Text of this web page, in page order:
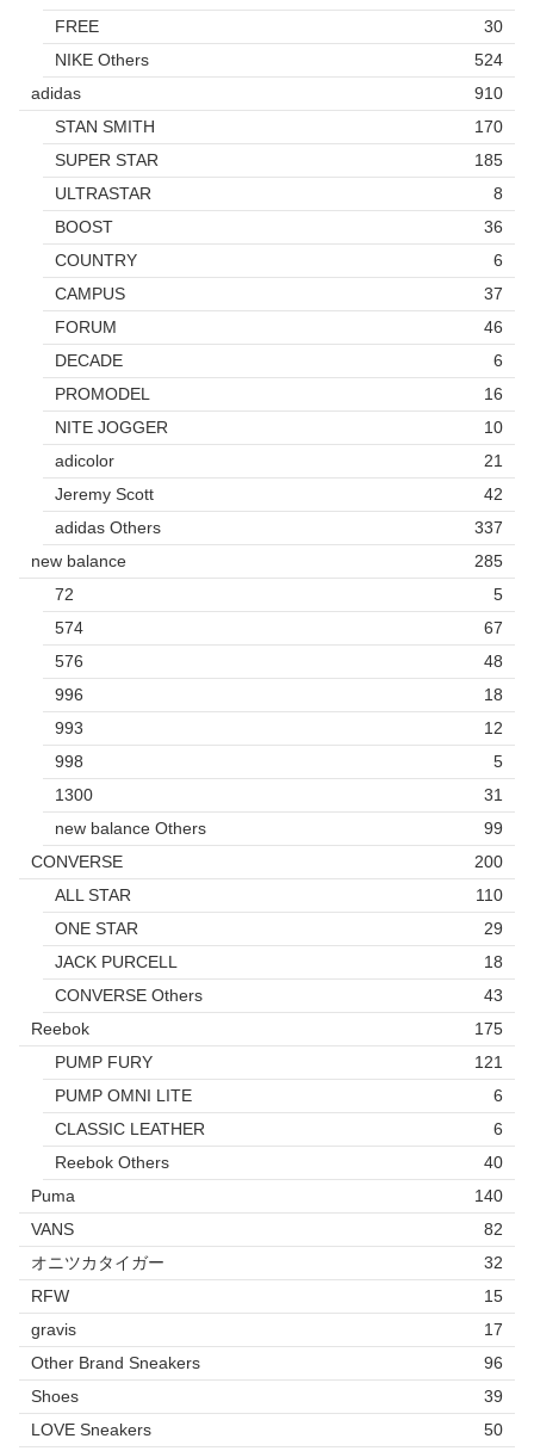
FREE
30
NIKE Others
524
adidas
910
STAN SMITH
170
SUPER STAR
185
ULTRASTAR
8
BOOST
36
COUNTRY
6
CAMPUS
37
FORUM
46
DECADE
6
PROMODEL
16
NITE JOGGER
10
adicolor
21
Jeremy Scott
42
adidas Others
337
new balance
285
72
5
574
67
576
48
996
18
993
12
998
5
1300
31
new balance Others
99
CONVERSE
200
ALL STAR
110
ONE STAR
29
JACK PURCELL
18
CONVERSE Others
43
Reebok
175
PUMP FURY
121
PUMP OMNI LITE
6
CLASSIC LEATHER
6
Reebok Others
40
Puma
140
VANS
82
オニツカタイガー
32
RFW
15
gravis
17
Other Brand Sneakers
96
Shoes
39
LOVE Sneakers
50